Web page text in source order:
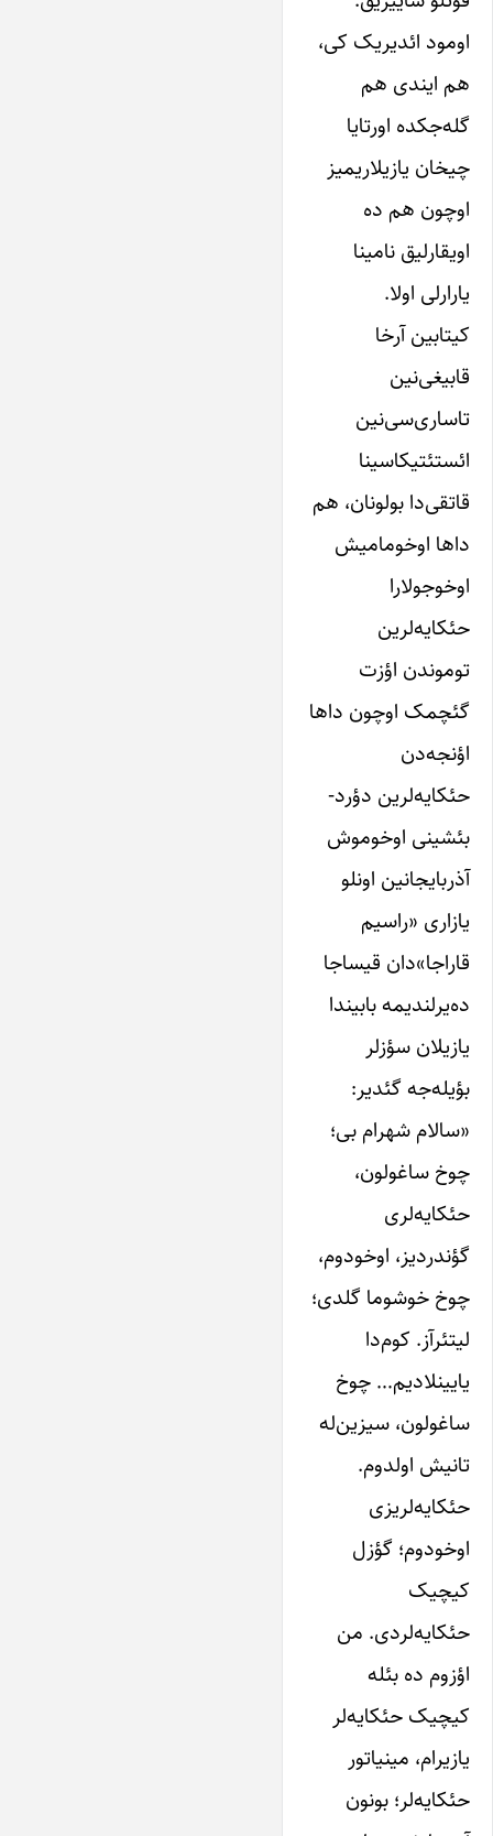
اومود ائدیریک کی،
هم ایندی هم
گله‌جکده اورتایا
چیخان یازیلاریمیز
اوچون هم ده
اویقارلیق نامینا
یارارلی اولا.
کیتابین آرخا
قابیغی‌نین
تاساری‌سی‌نین
ائستئتیکاسینا
قاتقی‌دا بولونان، هم
داها اوخومامیش
اوخوجولارا
حئکایه‌لرین
توموندن اؤزت
گئچمک اوچون داها
اؤنجه‌دن
حئکایه‌لرین دؤرد-
بئشینی اوخوموش
آذربایجانین اونلو
یازاری «راسیم
قاراجا»دان قیساجا
ده‌یرلندیمه بابیندا
یازیلان سؤزلر
بؤیله‌جه گئدیر:
«سالام شهرام بی؛
چوخ ساغولون،
حئکایه‌لری
گؤندردیز، اوخودوم،
چوخ خوشوما گلدی؛
لیتئرآز. کوم‌دا
یایینلادیم… چوخ
ساغولون، سیزین‌له
تانیش اولدوم.
حئکایه‌لریزی
اوخودوم؛ گؤزل
کیچیک
حئکایه‌لردی. من
اؤزوم ده بئله
کیچیک حئکایه‌لر
یازیرام، مینیاتور
حئکایه‌لر؛ بونون